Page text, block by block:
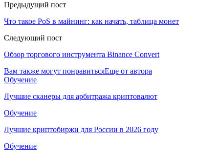
Предыдущий пост
Что такое PoS в майнинг: как начать, таблица монет
Следующий пост
Обзор торгового инструмента Binance Convert
Вам также могут понравитьсяЕще от автора
Обучение
Лучшие сканеры для арбитража криптовалют
Обучение
Лучшие криптобиржи для России в 2026 году
Обучение